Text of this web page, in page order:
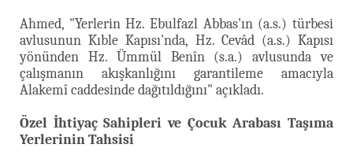
Ahmed, "Yerlerin Hz. Ebulfazl Abbas'ın (a.s.) türbesi
avlusunun Kıble Kapısı'nda, Hz. Cevâd (a.s.) Kapısı
yönünden Hz. Ümmül Benîn (s.a.) avlusunda ve
çalışmanın akışkanlığını garantileme amacıyla
Alakemî caddesinde dağıtıldığını" açıkladı.
Özel İhtiyaç Sahipleri ve Çocuk Arabası Taşıma
Yerlerinin Tahsisi